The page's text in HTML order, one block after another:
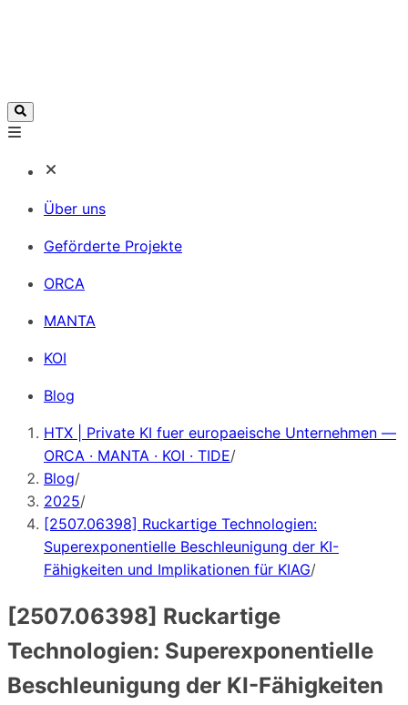
Über uns
Geförderte Projekte
ORCA
MANTA
KOI
Blog
HTX | Private KI fuer europaeische Unternehmen —
ORCA · MANTA · KOI · TIDE/
Blog/
2025/
[2507.06398] Ruckartige Technologien:
Superexponentielle Beschleunigung der KI-
Fähigkeiten und Implikationen für KIAG/
[2507.06398] Ruckartige
Technologien: Superexponentielle
Beschleunigung der KI-Fähigkeiten